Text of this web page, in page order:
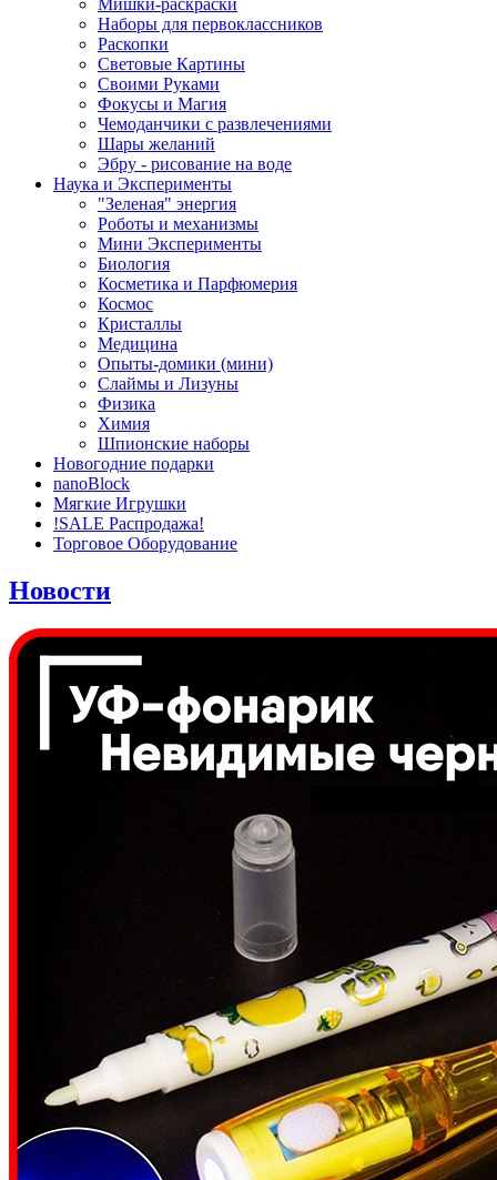
Мишки-раскраски
Наборы для первоклассников
Раскопки
Световые Картины
Своими Руками
Фокусы и Магия
Чемоданчики с развлечениями
Шары желаний
Эбру - рисование на воде
Наука и Эксперименты
"Зеленая" энергия
Роботы и механизмы
Мини Эксперименты
Биология
Косметика и Парфюмерия
Космос
Кристаллы
Медицина
Опыты-домики (мини)
Слаймы и Лизуны
Физика
Химия
Шпионские наборы
Новогодние подарки
nanoBlock
Мягкие Игрушки
!SALE Распродажа!
Торговое Оборудование
Новости